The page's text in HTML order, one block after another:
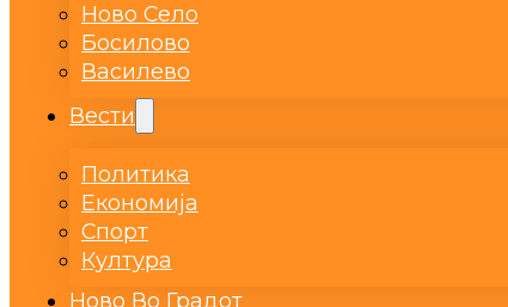
Ново Село
Босилово
Василево
Вести
Политика
Економија
Спорт
Култура
Ново Во Градот